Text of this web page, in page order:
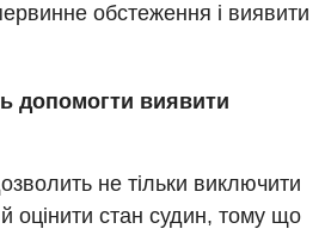
обстеження і виявити
допомогти виявити
не тільки виключити
оцінити стан судин, тому що